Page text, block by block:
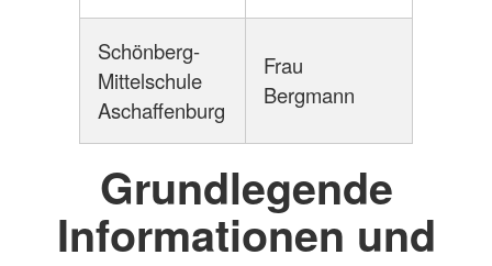
Schönberg-
Mittelschule
Aschaffenburg
Frau
Bergmann
Grundlegende
Informationen und